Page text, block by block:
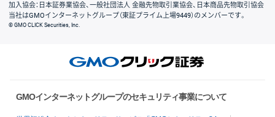
加入協会：日本証券業協会、一般社団法人 金融先物取引業協会、日本商品先物取引協会
当社はGMOインターネットグループ（東証プライム上場9449）のメンバーです。
© GMO CLICK Securities, Inc.
GMOインターネットグループのセキュリティ事業について